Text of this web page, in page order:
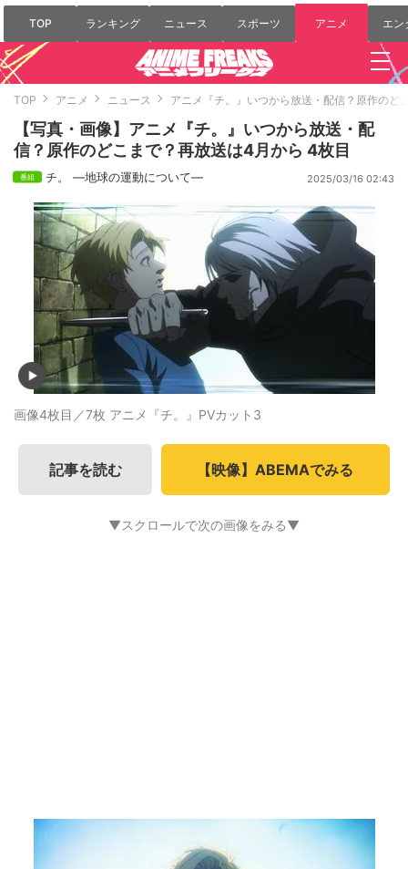
TOP ランキング ニュース スポーツ アニメ エン
TOP アニメ ニュース アニメ『チ。』いつから放送・配信？原作のど
【写真・画像】アニメ『チ。』いつから放送・配
信？原作のどこまで？再放送は4月から 4枚目
チ。 ―地球の運動について― 2025/03/16 02:43
画像4枚目／7枚 アニメ『チ。』PVカット3
記事を読む 【映像】ABEMAでみる
▼スクロールで次の画像をみる▼